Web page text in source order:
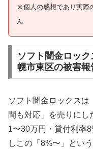
※個人の感想であり実際
ん
ソフト闇金ロッ
幌市東区の被害報
ソフト闇金ロックス
間も対応」を売りに
1〜30万円・貸付利率
しこの「8%〜」とい